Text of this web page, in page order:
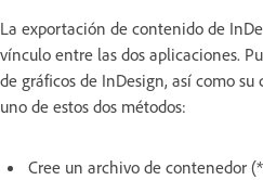
La exportación de contenido de
vínculo entre las dos aplicaciones.
de gráficos de InDesign, así como
uno de estos dos métodos:
Cree un archivo de contenedor